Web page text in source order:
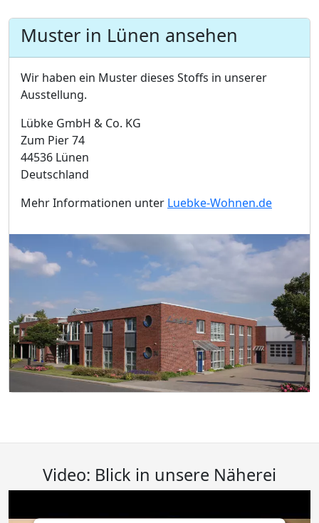
Muster in Lünen ansehen
Wir haben ein Muster dieses Stoffs in unserer
Ausstellung.
Lübke GmbH & Co. KG
Zum Pier 74
44536 Lünen
Deutschland
Mehr Informationen unter Luebke-Wohnen.de
Video: Blick in unsere Näherei